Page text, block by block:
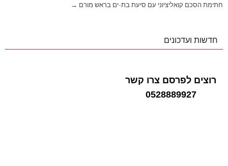
חתימת הסכם קואליציוני עם סיעת בת-ים בראש מורם →
חדשות ועדכונים
רוצים לפרסם צרו קשר
0528889927